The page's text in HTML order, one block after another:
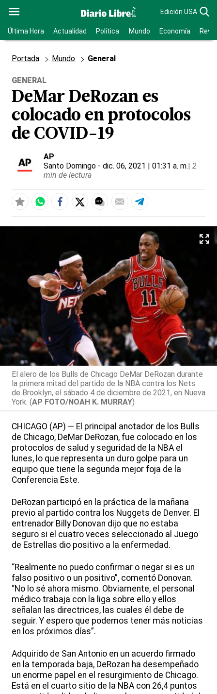
Edición USA
Última Hora Actualidad Política Mundo Economía
Portada Mundo General
GENERAL
DeMar DeRozan es
colocado en protocolos
de COVID-19
AP
Santo Domingo - dic. 06, 2021 | 01:31 a. m.| 2
min de lectura
El alero de los Bulls de Chicago DeMar DeRozan durante
la primera mitad del partido de la NBA contra los Nets
de Brooklyn, el sábado 4 de diciembre de 2021, en Nueva
York. (AP FOTO/NOAH K. MURRAY)
CHICAGO (AP) — El principal anotador de los Bulls
de Chicago, DeMar DeRozan, fue colocado en los
protocolos de salud y seguridad de la NBA el
lunes, lo que representa un duro golpe para un
equipo que tiene la segunda mejor foja de la
Conferencia Este.
DeRozan participó en la práctica de la mañana
previo al partido contra los Nuggets de Denver. El
entrenador Billy Donovan dijo que no estaba
seguro si el cuatro veces seleccionado al Juego
de Estrellas dio positivo a la enfermedad.
“Realmente no puedo confirmar o negar si es un
falso positivo o un positivo”, comentó Donovan.
“No lo sé ahora mismo. Obviamente, el personal
médico trabaja con la liga sobre ello y ellos
señalan las directrices, las cuales él debe de
seguir. Y espero que podemos tener más noticias
en los próximos días”.
Adquirido de San Antonio en un acuerdo firmado
en la temporada baja, DeRozan ha desempeñado
un enorme papel en el resurgimiento de Chicago.
Está en el cuarto sitio de la NBA con 26,4 puntos